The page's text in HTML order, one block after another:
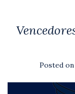
Posted on